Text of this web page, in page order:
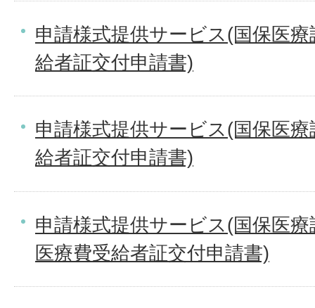
申請様式提供サービス(国保医
給者証交付申請書)
申請様式提供サービス(国保医
給者証交付申請書)
申請様式提供サービス(国保医
医療費受給者証交付申請書)